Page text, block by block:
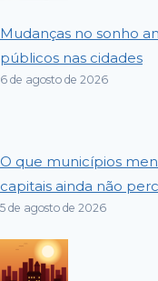
Mudanças no sonho
públicos nas cidades
6 de agosto de 2026
O que municípios
capitais ainda não
5 de agosto de 2026